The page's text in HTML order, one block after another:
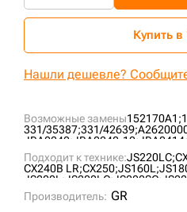
Возможные замены152170A1;
331/35387;331/42639;
JRA0240; JRA0240-10; JRA0414;
KRA0781;
KRA1189;
KRA15850;LK132;LK132B;
VKRA1189V;VLK132V;
Подходит к технике:JS220LC;
CX240B LR;CX250;JS160L;
JS200L; JS200LC; JS200SC;
CX180;
JS200;
Производитель: GR
Купить в
Нашли дешевле?